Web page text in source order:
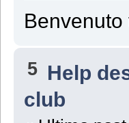
Benvenuto
5 Help
club